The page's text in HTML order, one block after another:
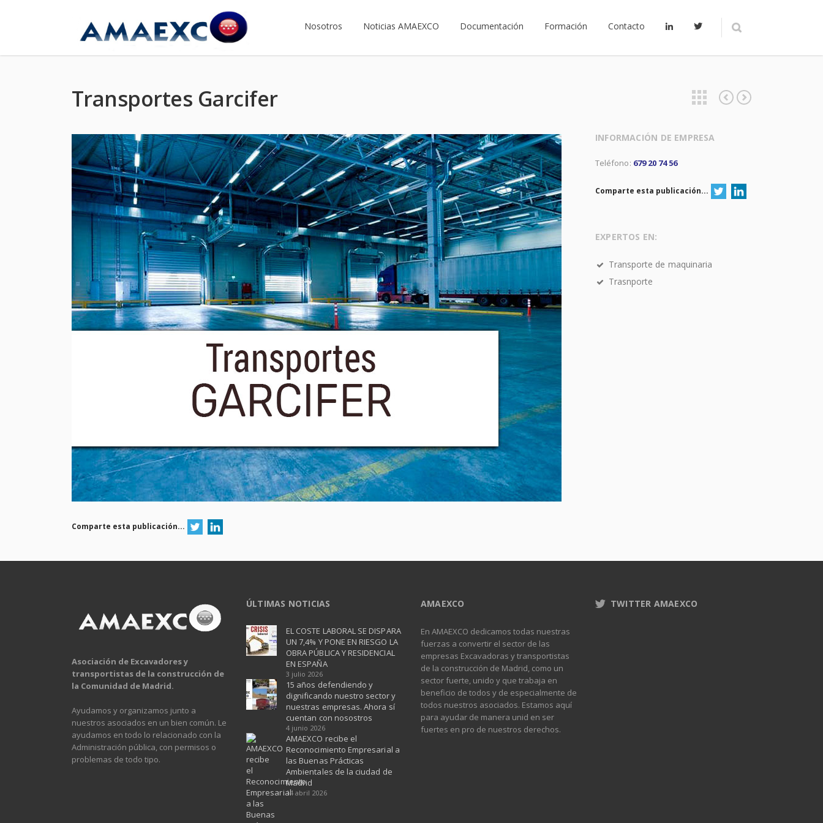
Nosotros Noticias AMAEXCO Documentación Formación Contacto
Transportes Garcifer
Comparte esta publicación...
INFORMACIÓN DE EMPRESA
Teléfono: 679 20 74 56
Comparte esta publicación...
EXPERTOS EN:
Transporte de maquinaria
Trasnporte
Asociación de Excavadores y
transportistas de la construcción de
la Comunidad de Madrid.
Ayudamos y organizamos junto a
nuestros asociados en un bien común. Le
ayudamos en todo lo relacionado con la
Administración pública, con permisos o
problemas de todo tipo.
ÚLTIMAS NOTICIAS
EL COSTE LABORAL SE DISPARA
UN 7,4% Y PONE EN RIESGO LA
OBRA PÚBLICA Y RESIDENCIAL
EN ESPAÑA ​
3 julio 2026
15 años defendiendo y
dignificando nuestro sector y
nuestras empresas. Ahora sí
cuentan con nosostros
4 junio 2026
AMAEXCO recibe el
Reconocimiento Empresarial a
las Buenas Prácticas
Ambientales de la ciudad de
Madrid
14 abril 2026
AMAEXCO
En AMAEXCO dedicamos todas nuestras
fuerzas a convertir el sector de las
empresas Excavadoras y transportistas
de la construcción de Madrid, como un
sector fuerte, unido y que trabaja en
beneficio de todos y de especialmente de
todos nuestros asociados. Estamos aquí
para ayudar de manera unid en ser
fuertes en pro de nuestros derechos.
TWITTER AMAEXCO